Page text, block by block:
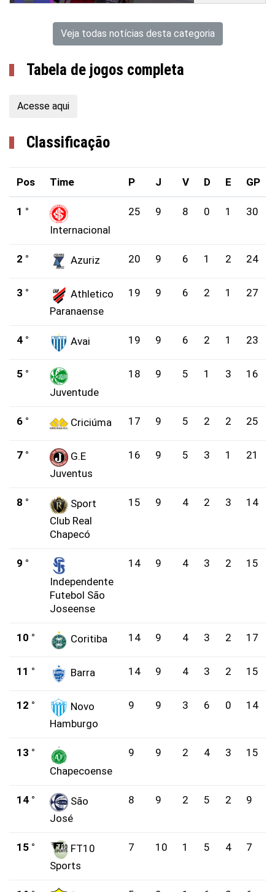
Veja todas notícias desta categoria
Tabela de jogos completa
Acesse aqui
Classificação
Pos Time P J V D E GP
1 °
Internacional
25 9 8 0 1 30
2 ° Azuriz 20 9 6 1 2 24
3 °
Athletico
Paranaense
19 9 6 2 1 27
4 ° Avai 19 9 6 2 1 23
5 °
Juventude
18 9 5 1 3 16
6 ° Criciúma 17 9 5 2 2 25
7 °
G.E
Juventus
16 9 5 3 1 21
8 °
Sport
Club Real
Chapecó
15 9 4 2 3 14
9 °
Independente
Futebol São
Joseense
14 9 4 3 2 15
10 ° Coritiba 14 9 4 3 2 17
11 ° Barra 14 9 4 3 2 15
12 °
Novo
Hamburgo
9 9 3 6 0 14
13 °
Chapecoense
9 9 2 4 3 15
14 °
São
José
8 9 2 5 2 9
15 °
FT10
Sports
7 10 1 5 4 7